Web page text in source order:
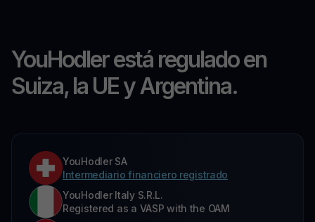
YouHodler está regulado en
Suiza, la UE y Argentina.
YouHodler SA
Intermediario financiero registrado
YouHodler Italy S.R.L.
Registered as a VASP with the OAM